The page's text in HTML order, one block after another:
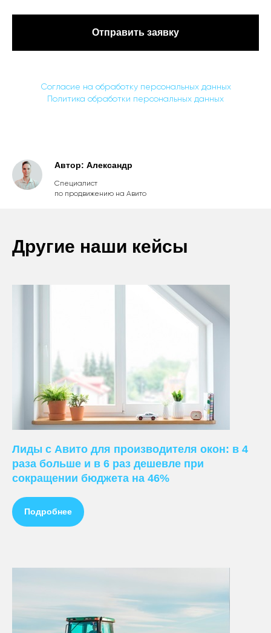
Отправить заявку
Согласие на обработку персональных данных
Политика обработки персональных данных
Автор: Александр
Специалист
по продвижению на Авито
Другие наши кейсы
Лиды с Авито для производителя окон: в 4
раза больше и в 6 раз дешевле при
сокращении бюджета на 46%
Подробнее